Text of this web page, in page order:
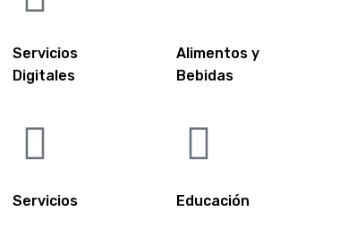
Servicios
Digitales
Alimentos y
Bebidas
Servicios Educación